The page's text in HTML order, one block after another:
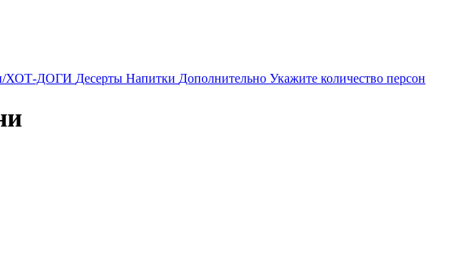
ХОТ-ДОГИ Десерты Напитки Дополнительно Укажите количество персон